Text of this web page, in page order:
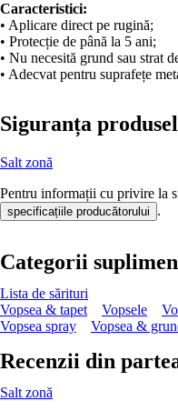
Caracteristici:
• Aplicare direct pe rugină;
• Protecție de până la 5 ani;
• Nu necesită grund sau strat
• Adecvat pentru suprafețe
Siguranța
Salt zonă
Pentru informații cu privire la
specificațiile producătorului .
Categorii
Lista de sărituri
Vopsea & tapet
Vopsele
Vopsea spray
Vopsea &
Recenzii din
Salt zonă